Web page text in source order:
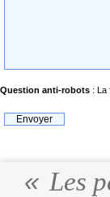
Question anti-robots : La
Les